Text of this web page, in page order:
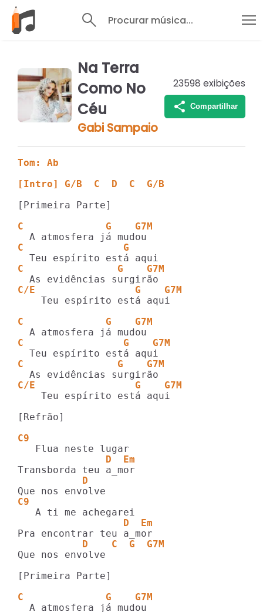
Procurar música...
Na Terra
Como No
Céu
Gabi Sampaio
23598 exibições
Compartilhar
Tom: Ab
[Intro] G/B  C  D  C  G/B
[Primeira Parte]
C              G    G7M
C                 G
C                G    G7M
C/E                 G    G7M
    Teu espírito está aqui
C              G    G7M
C                 G    G7M
C                G    G7M
C/E                 G    G7M
    Teu espírito está aqui
[Refrão]
C9
               D  Em
           D
C9
                  D  Em
           D    C  G  G7M
Que nos envolve
[Primeira Parte]
C              G    G7M